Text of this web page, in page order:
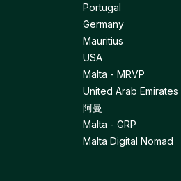
Portugal
Germany
Mauritius
USA
Malta - MRVP
United Arab Emirates
阿曼
Malta - GRP
Malta Digital Nomad